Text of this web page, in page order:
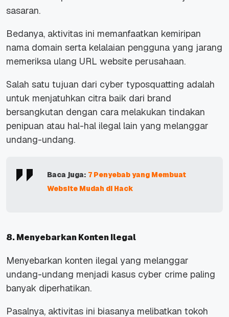
sasaran.
Bedanya, aktivitas ini memanfaatkan kemiripan
nama domain serta kelalaian pengguna yang jarang
memeriksa ulang URL website perusahaan.
Salah satu tujuan dari cyber typosquatting adalah
untuk menjatuhkan citra baik dari brand
bersangkutan dengan cara melakukan tindakan
penipuan atau hal-hal ilegal lain yang melanggar
undang-undang.
Baca juga: 7 Penyebab yang Membuat
Website Mudah di Hack
8. Menyebarkan Konten Ilegal
Menyebarkan konten ilegal yang melanggar
undang-undang menjadi kasus cyber crime paling
banyak diperhatikan.
Pasalnya, aktivitas ini biasanya melibatkan tokoh